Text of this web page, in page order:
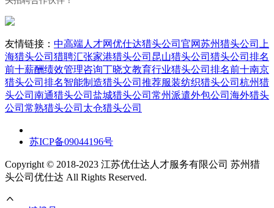
友情链接： 中高端人才网优仕达猎头公司官网苏州猎头公司 上
海猎头公司 猎聘汇张家港猎头公司 昆山猎头公司 猎头公司排名
前十薪酬绩效管理咨询丁晓文教育行业猎头公司排名前十南京
猎头公司排名智能制造猎头公司推荐服装纺织猎头公司 杭州猎
头公司 南通猎头公司 盐城猎头公司 常州派遣外包公司 海外猎头
公司 常熟猎头公司 太仓猎头公司
苏ICP备09044196号
Copyright © 2018-2023 江苏优仕达人才服务有限公司 苏州猎
头公司优仕达 All Rights Reserved.